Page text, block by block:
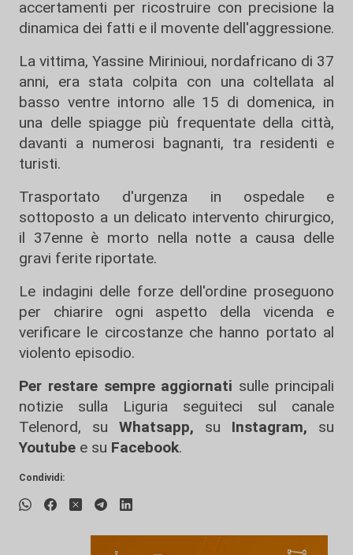
accertamenti per ricostruire con precisione la
dinamica dei fatti e il movente dell'aggressione.
La vittima, Yassine Mirinioui, nordafricano di 37
anni, era stata colpita con una coltellata al
basso ventre intorno alle 15 di domenica, in
una delle spiagge più frequentate della città,
davanti a numerosi bagnanti, tra residenti e
turisti.
Trasportato d'urgenza in ospedale e
sottoposto a un delicato intervento chirurgico,
il 37enne è morto nella notte a causa delle
gravi ferite riportate.
Le indagini delle forze dell'ordine proseguono
per chiarire ogni aspetto della vicenda e
verificare le circostanze che hanno portato al
violento episodio.
Per restare sempre aggiornati sulle principali
notizie sulla Liguria seguiteci sul canale
Telenord, su
Whatsapp, su Instagram, su
Youtube e su Facebook.
Condividi: